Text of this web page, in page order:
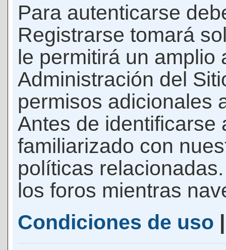
Para autenticarse
Registrarse tomará
le permitirá un amplio
Administración del
permisos adicionales
Antes de identificarse
familiarizado con
políticas
los foros mientras
Condiciones de uso